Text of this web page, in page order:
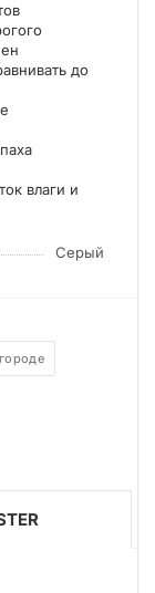
до
влаги и
Серый